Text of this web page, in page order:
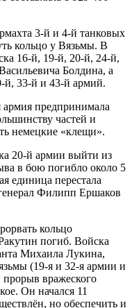
3-й и 4-й танковых
кольцо у Вязьмы. В
16-й, 19-й, 20-й, 24-й,
Болдина, а
й, 33-й и 43-й армий.
армия предпринимала
частей и
немецкие «клещи».
20-й армии выйти из
в бою погибло около 5
единица перестала
Филипп Ершаков
кольцо
погиб. Войска
Михаила Лукина,
(19-я и 32-я армии и
прорыв вражеского
Он начался 11
но обеспечить и